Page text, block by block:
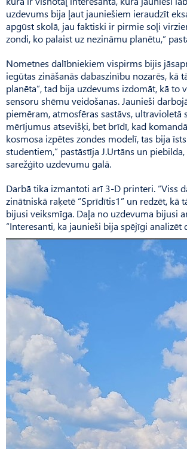
uzdevums bija ļaut jauniešiem ieraudzīt
apgūst skolā, jau faktiski ir pirmie soļi
zondi, ko palaist uz nezināmu planētu,”
Nometnes dalībniekiem vispirms bijis
iegūtas zināšanās dabaszinību nozarēs, kā
planēta”, tad bija uzdevums izdomāt, kā to
sensoru shēmu veidošanas. Jaunieši
piemēram, atmosfēras sastāvs,
mērījumus atsevišķi, bet brīdī, kad
kosmosa izpētes zondes modelī, tas bija
studentiem,” pastāstīja J.Urtāns un
sarežģīto uzdevumu galā.
Darbā tika izmantoti arī 3-D printeri. “Viss
zinātniskā raķetē “Sprīdītis1” un redzēt, kā
bijusi veiksmīga. Daļa no uzdevuma bijusi
“Interesanti, ka jaunieši bija spējīgi